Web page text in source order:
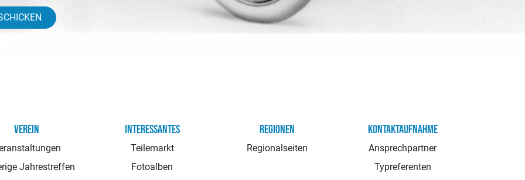
VEREIN
Jahrestreffen
INTERESSANTES
Teilemarkt
Fotoalben
REGIONEN
Regionalseiten
KONTAKTAUFNAHME
Ansprechpartner
Typreferenten